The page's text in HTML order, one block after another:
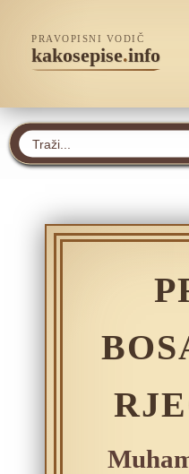
PRAVOPISNI VODIČ
kakosepise.info